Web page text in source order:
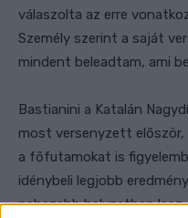
válaszolta az erre
Személy szerint a saját
mindent beleadtam, ami
Bastianini a Katalán
most versenyzett
a főfutamokat is
idénybeli legjobb
nehezebb helyzetben